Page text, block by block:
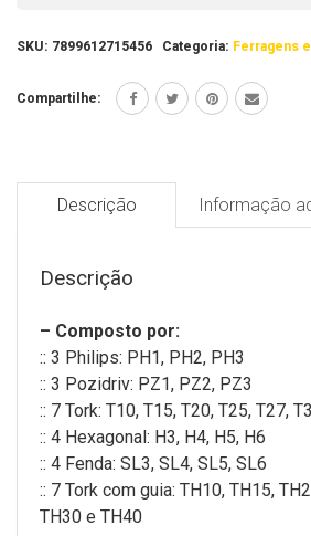
SKU: 7899612715456 Categoria: Ferragens
Compartilhe:
Descrição Informação
Descrição
– Composto por:
:: 3 Philips: PH1, PH2, PH3
:: 3 Pozidriv: PZ1, PZ2, PZ3
:: 7 Tork: T10, T15, T20, T25, T27,
:: 4 Hexagonal: H3, H4, H5, H6
:: 4 Fenda: SL3, SL4, SL5, SL6
:: 7 Tork com guia: ТН10, ТН15,
ТН30 e ТН40